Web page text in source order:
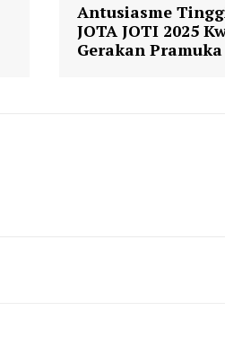
Antusiasme
JOTA JOTI 2025
Gerakan